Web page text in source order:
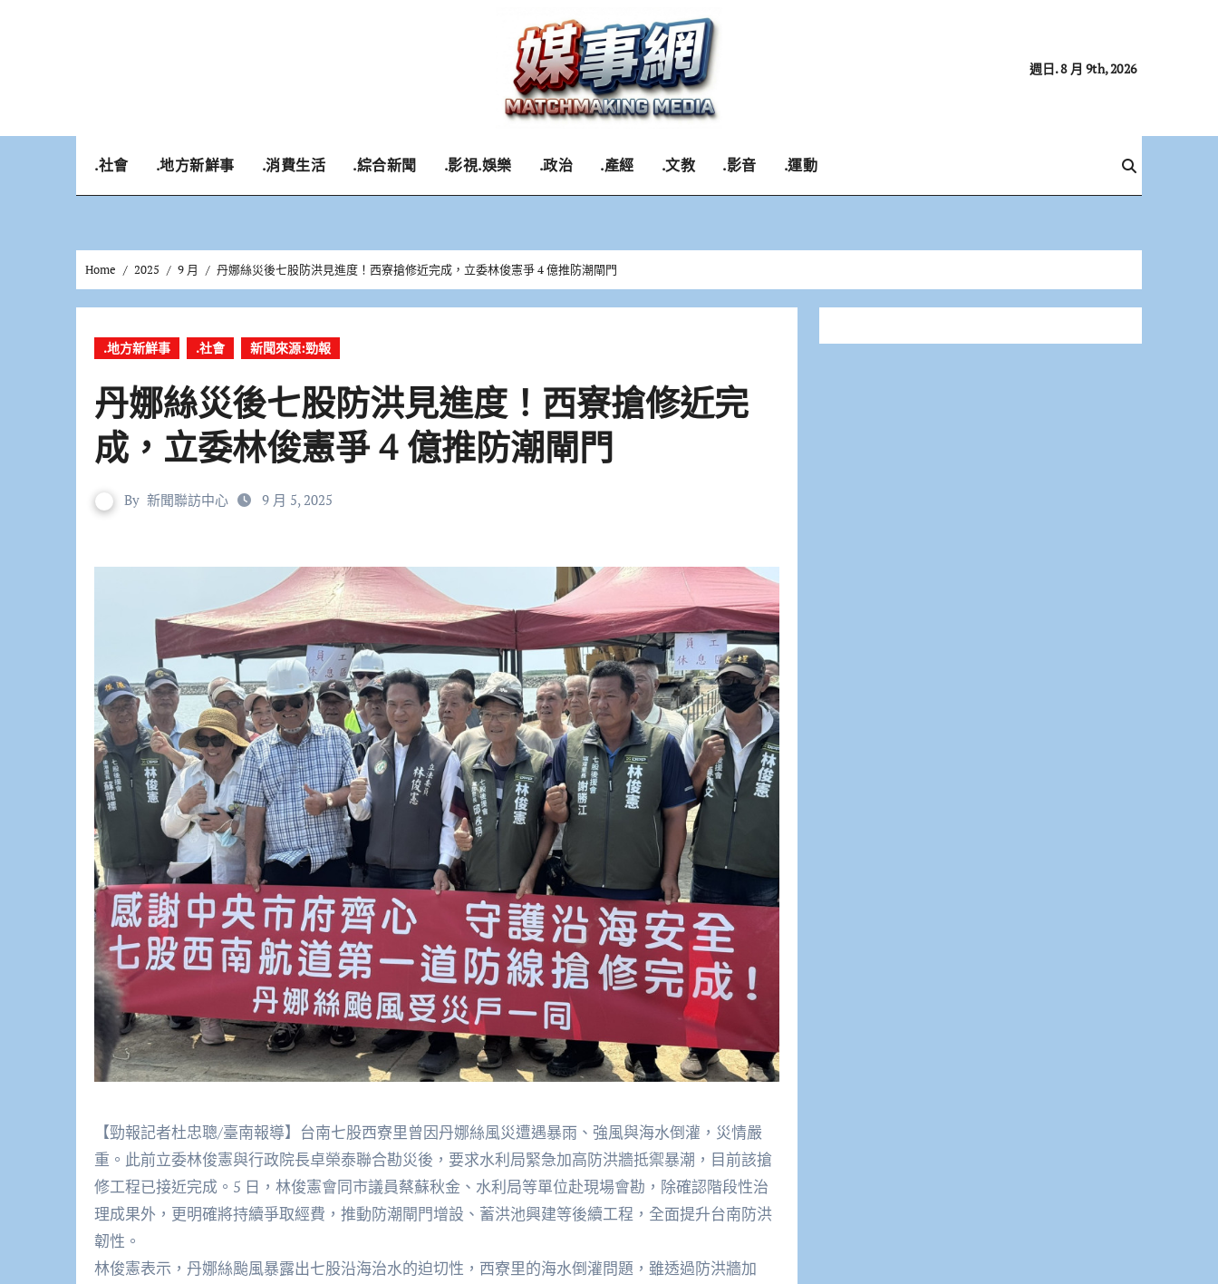
週日. 8 月 9th, 2026
.社會 .地方新鮮事 .消費生活 .綜合新聞 .影視.娛樂 .政治 .產經 .文教 .影音 .運動
Home 2025 9 月 丹娜絲災後七股防洪見進度！西寮搶修近完成，立委林俊憲爭 4 億推防潮閘門
.地方新鮮事 .社會 新聞來源:勁報
丹娜絲災後七股防洪見進度！西寮搶修近完
成，立委林俊憲爭 4 億推防潮閘門
By 新聞聯訪中心 9 月 5, 2025
【勁報記者杜忠聰/臺南報導】台南七股西寮里曾因丹娜絲風災遭遇暴雨、強風與海水倒灌，災情嚴
重。此前立委林俊憲與行政院長卓榮泰聯合勘災後，要求水利局緊急加高防洪牆抵禦暴潮，目前該搶
修工程已接近完成。5 日，林俊憲會同市議員蔡蘇秋金、水利局等單位赴現場會勘，除確認階段性治
理成果外，更明確將持續爭取經費，推動防潮閘門增設、蓄洪池興建等後續工程，全面提升台南防洪
韌性。​
林俊憲表示，丹娜絲颱風暴露出七股沿海治水的迫切性，西寮里的海水倒灌問題，雖透過防洪牆加